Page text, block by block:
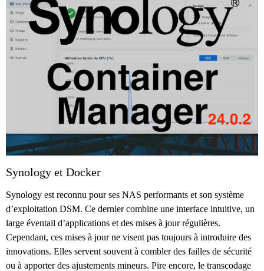
Synology et Docker
Synology est reconnu pour ses NAS performants et son système
d’exploitation DSM. Ce dernier combine une interface intuitive, un
large éventail d’applications et des mises à jour régulières.
Cependant, ces mises à jour ne visent pas toujours à introduire des
innovations. Elles servent souvent à combler des failles de sécurité
ou à apporter des ajustements mineurs. Pire encore, le transcodage